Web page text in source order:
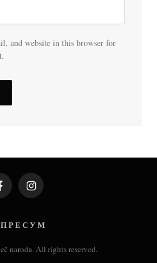
and website in this browser for
Instagram
Р Е С У М
naroda. All rights reserved.